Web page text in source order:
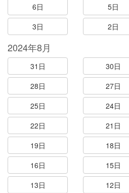
6日
5日
3日
2日
2024年8月
31日 30日
28日
27日
25日
24日
22日
21日
19日
18日
16日
15日
13日
12日